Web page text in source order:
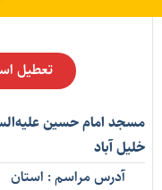
تعطیل است
امام حسین علیه‌السلام
آباد
آدرس مراسم : استان